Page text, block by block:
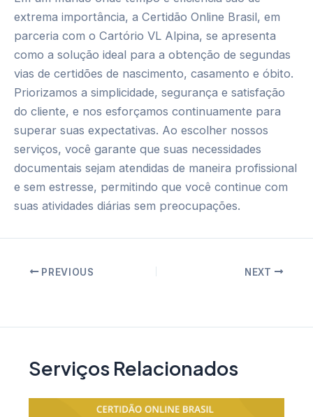
extrema importância, a Certidão Online Brasil, em
parceria com o Cartório VL Alpina, se apresenta
como a solução ideal para a obtenção de segundas
vias de certidões de nascimento, casamento e óbito.
Priorizamos a simplicidade, segurança e satisfação
do cliente, e nos esforçamos continuamente para
superar suas expectativas. Ao escolher nossos
serviços, você garante que suas necessidades
documentais sejam atendidas de maneira profissional
e sem estresse, permitindo que você continue com
suas atividades diárias sem preocupações.
PostPREVIOUS NEXT
Serviços Relacionados